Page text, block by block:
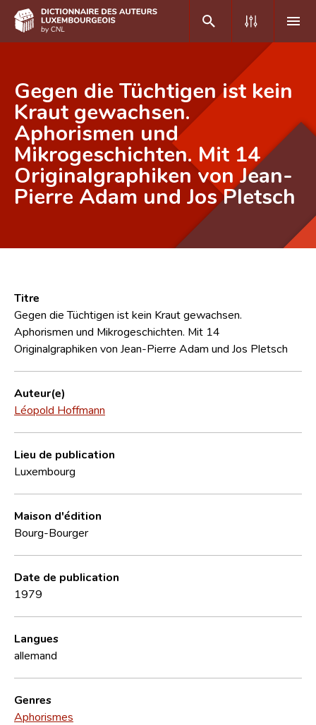
DE FR
Accueil
Auteur(e)s A-Z
Recherche avancée
CNL
Contact
Gegen die Tüchtigen ist kein
Kraut gewachsen.
Aphorismen und
Mikrogeschichten. Mit 14
Originalgraphiken von Jean-
Pierre Adam und Jos Pletsch
Titre
Gegen die Tüchtigen ist kein Kraut gewachsen.
Aphorismen und Mikrogeschichten. Mit 14
Originalgraphiken von Jean-Pierre Adam und Jos Pletsch
Auteur(e)
Léopold Hoffmann
Lieu de publication
Luxembourg
Maison d'édition
Bourg-Bourger
Date de publication
1979
Langues
allemand
Genres
Aphorismes